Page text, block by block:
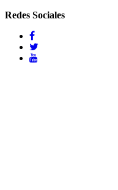
Redes Sociales